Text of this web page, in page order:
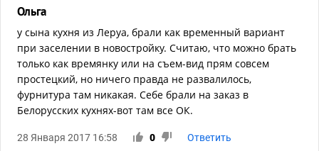
Ольга
у сына кухня из Леруа, брали как временный вариант
при заселении в новостройку. Считаю, что можно брать
только как времянку или на съем-вид прям совсем
простецкий, но ничего правда не развалилось,
фурнитура там никакая. Себе брали на заказ в
Белорусских кухнях-вот там все ОК.
28 Января 2017 16:58 0 Ответить